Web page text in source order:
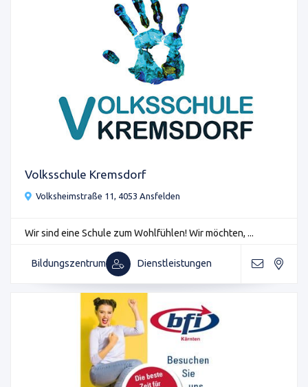
Volksschule Kremsdorf
Volksheimstraße 11, 4053 Ansfelden
Wir sind eine Schule zum Wohlfühlen! Wir möchten, ...
Bildungszentrum Dienstleistungen